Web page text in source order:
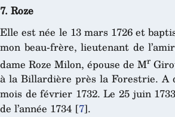
7. Roze
Elle est née le 13 mars 1726 et
mon beau-frère, lieutenant de
dame Roze Milon, épouse de Mr
à la Billardière près la Forestrie. A
mois de février 1732. Le 25 juin
de l’année 1734 [7].